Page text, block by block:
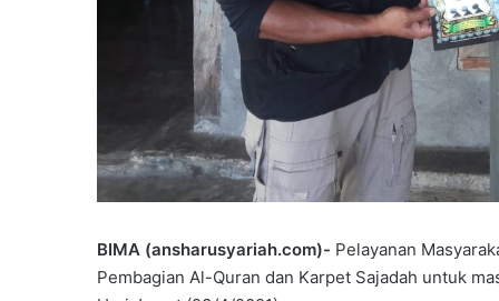
BIMA (ansharusyariah.com)- Pelayanan
Pembagian Al-Quran dan Karpet Sajadah untuk